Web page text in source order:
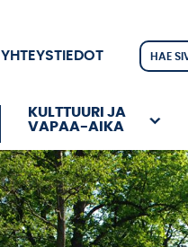
YHTEYSTIEDOT
KULTTUURI JA
VAPAA-AIKA